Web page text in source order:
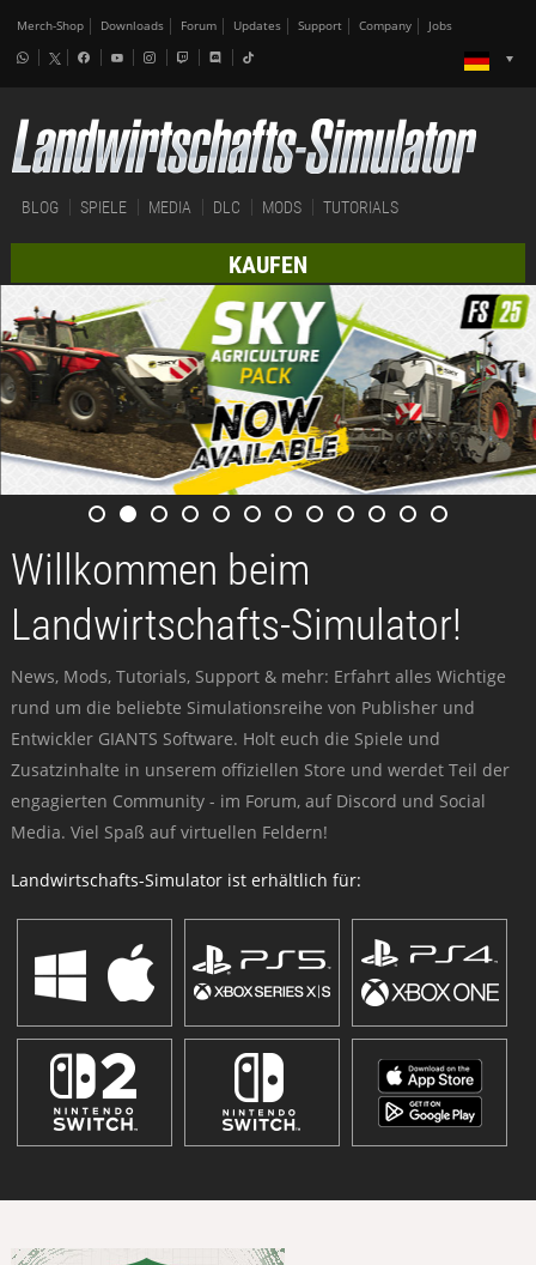
Merch-Shop Downloads Forum Updates Support Company Jobs
BLOG SPIELE MEDIA DLC MODS TUTORIALS
KAUFEN
Willkommen beim
Landwirtschafts-Simulator!
News, Mods, Tutorials, Support & mehr: Erfahrt alles Wichtige
rund um die beliebte Simulationsreihe von Publisher und
Entwickler GIANTS Software. Holt euch die Spiele und
Zusatzinhalte in unserem offiziellen Store und werdet Teil der
engagierten Community - im Forum, auf Discord und Social
Media. Viel Spaß auf virtuellen Feldern!
Landwirtschafts-Simulator ist erhältlich für: